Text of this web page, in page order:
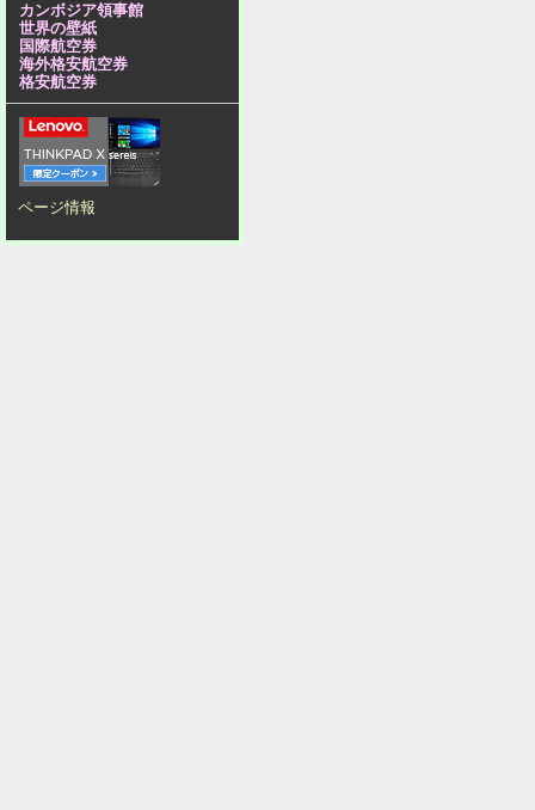
カンボジア領事館
世界の壁紙
国際航空券
海外格安航空券
格安航空券
ページ情報